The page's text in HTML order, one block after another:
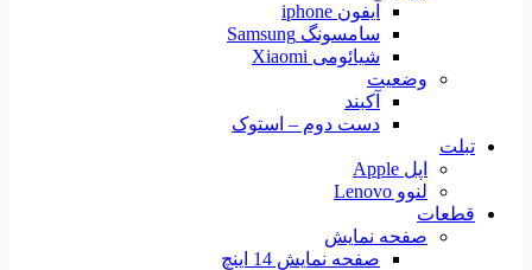
آیفون iphone
سامسونگ Samsung
شیائومی Xiaomi
وضعیت
آکبند
دست دوم – استوک
تبلت
اپل Apple
لنوو Lenovo
قطعات
صفحه نمایش
صفحه نمایش 14 اینچ